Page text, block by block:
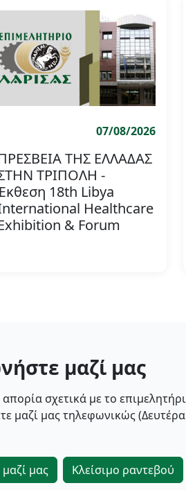
07/08/2026
ΤΗΣ ΕΛΛΑΔΑΣ
ΤΡΙΠΟΛΗ -
18th Libya
Healthcare
& Forum
μαζί μας
σχετικά με το
μαζί μας τηλεφωνικώς
μας Κλείσιμο ραντεβού